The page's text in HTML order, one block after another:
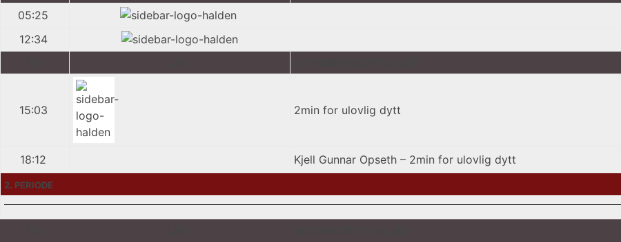
05:25
12:34
15:03 2min for ulovlig dytt
18:12 Kjell Gunnar Opseth – 2min for ulovlig dytt
2. PERIODE